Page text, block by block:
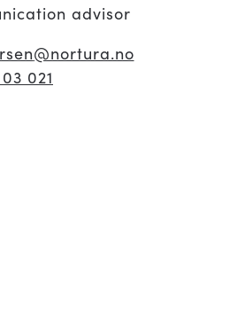
advisor
@nortura.no
021